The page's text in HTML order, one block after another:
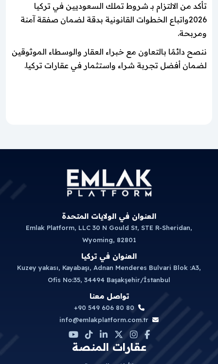
تأكد من الالتزام بـ شروط تملك السعوديين في تركيا
2026واتباع الخطوات القانونية بدقة لضمان صفقة آمنة
ومربحة.
ننصح دائمًا بالتعاون مع خبراء العقار والوسطاء الموثوقين
لضمان أفضل تجربة شراء واستثمار في عقارات تركيا.
العنوان في الولايات المتحدة
Emlak Platform, LLC 30 N Gould St, STE R-Sheridan,
Wyoming, 82801
العنوان في تركيا
Kuzey yakası, Kayabaşı, Adnan Menderes Bulvari Blok :A3,
Ofis No:35, 34494 Başakşehir/İstanbul
تواصل معنا
+90 549 606 80 80
info@emlakplatform.com.tr
عقارات المنصة